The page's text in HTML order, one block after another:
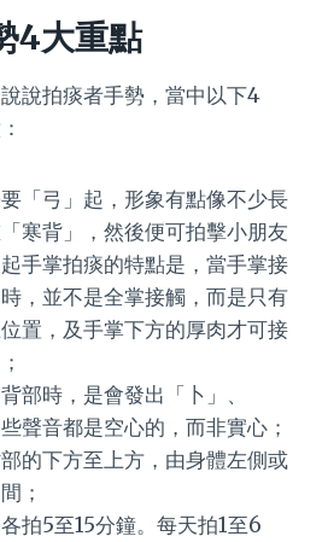
4大重點
說拍痰者手勢，當中以下4
「弓」起，形象有點像不少長
寒背」，然後便可拍擊小朋友
手掌拍痰的特點是，當手掌接
，並不是全掌接觸，而是只有
置，及手掌下方的厚肉才可接
部時，是會發出「卜」、
聲音都是空心的，而非實心；
的下方至上方，由身體左側或
；
拍5至15分鐘。每天拍1至6